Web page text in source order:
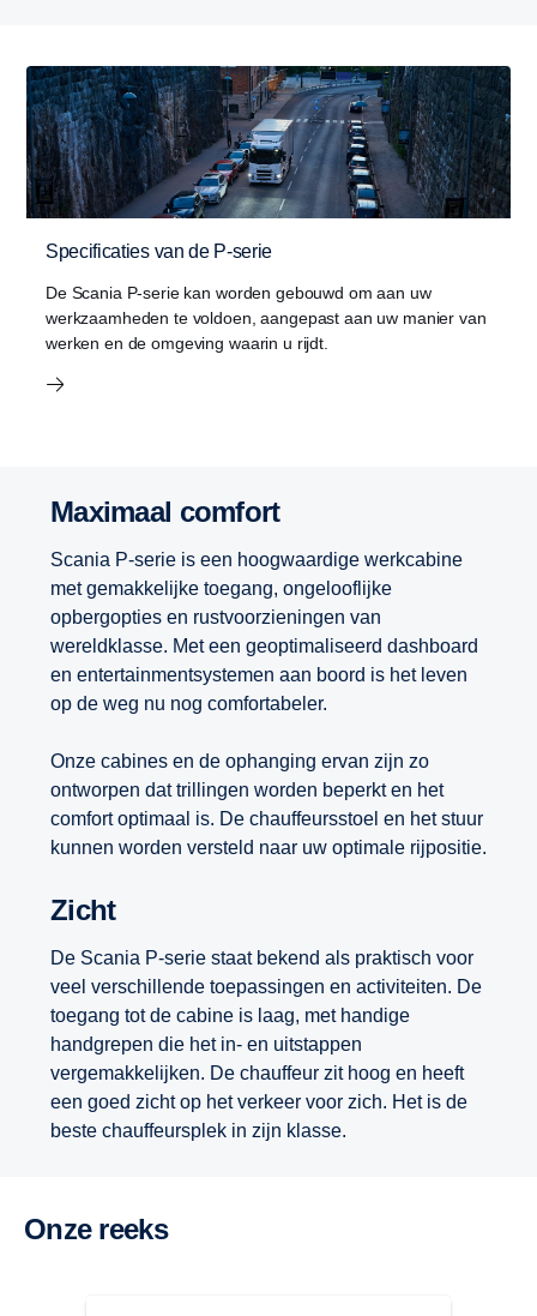
Specificaties van de P-serie
De Scania P-serie kan worden gebouwd om aan uw
werkzaamheden te voldoen, aangepast aan uw manier van
werken en de omgeving waarin u rijdt.
Maximaal comfort
Scania P-serie is een hoogwaardige werkcabine
met gemakkelijke toegang, ongelooflijke
opbergopties en rustvoorzieningen van
wereldklasse. Met een geoptimaliseerd dashboard
en entertainmentsystemen aan boord is het leven
op de weg nu nog comfortabeler.
Onze cabines en de ophanging ervan zijn zo
ontworpen dat trillingen worden beperkt en het
comfort optimaal is. De chauffeursstoel en het stuur
kunnen worden versteld naar uw optimale rijpositie.
Zicht
De Scania P-serie staat bekend als praktisch voor
veel verschillende toepassingen en activiteiten. De
toegang tot de cabine is laag, met handige
handgrepen die het in- en uitstappen
vergemakkelijken. De chauffeur zit hoog en heeft
een goed zicht op het verkeer voor zich. Het is de
beste chauffeursplek in zijn klasse.
Onze reeks